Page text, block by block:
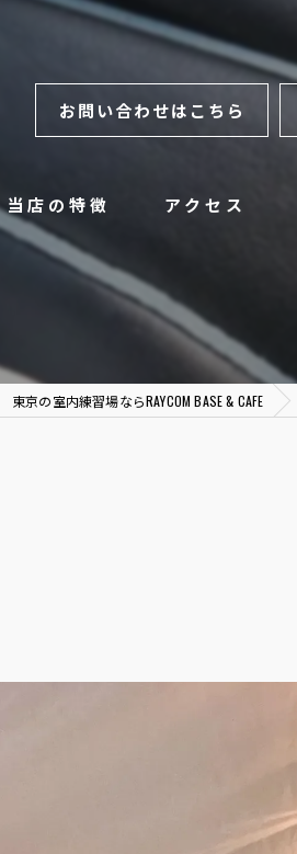
お問い合わせはこちら
当店の特徴
チーム
アクセス
東京の室内練習場ならRAYCOM BASE & CAFE